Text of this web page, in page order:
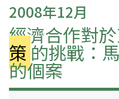
2008年12月
經濟合作對
策 的挑戰：
的個案